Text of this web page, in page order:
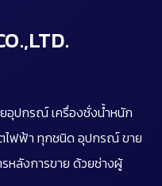
อุปกรณ์ เครื่องชั่งน้ำหนัก
ฟฟ้า ทุกชนิด อุปกรณ์ ขาย
หลังการขาย ด้วยช่างผู้